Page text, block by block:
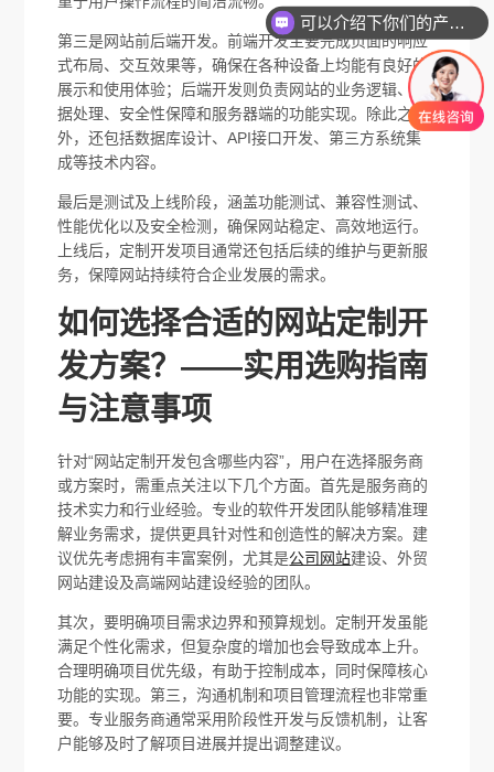
第三是网站前后端开发。前端开发主要完成页面的响应
式布局、交互效果等，确保在各种设备上均能有良好的
展示和使用体验；后端开发则负责网站的业务逻辑、数
据处理、安全性保障和服务器端的功能实现。除此之
外，还包括数据库设计、API接口开发、第三方系统集
成等技术内容。
最后是测试及上线阶段，涵盖功能测试、兼容性测试、
性能优化以及安全检测，确保网站稳定、高效地运行。
上线后，定制开发项目通常还包括后续的维护与更新服
务，保障网站持续符合企业发展的需求。
如何选择合适的网站定制开
发方案？——实用选购指南
与注意事项
针对“网站定制开发包含哪些内容”，用户在选择服务商
或方案时，需重点关注以下几个方面。首先是服务商的
技术实力和行业经验。专业的软件开发团队能够精准理
解业务需求，提供更具针对性和创造性的解决方案。建
议优先考虑拥有丰富案例，尤其是公司网站建设、外贸
网站建设及高端网站建设经验的团队。
其次，要明确项目需求边界和预算规划。定制开发虽能
满足个性化需求，但复杂度的增加也会导致成本上升。
合理明确项目优先级，有助于控制成本，同时保障核心
功能的实现。第三，沟通机制和项目管理流程也非常重
要。专业服务商通常采用阶段性开发与反馈机制，让客
户能够及时了解项目进展并提出调整建议。
可以介绍下你们的产品么